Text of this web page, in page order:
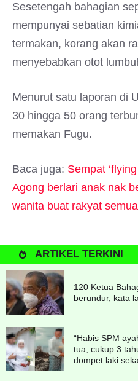
Sesetengah bahagian
mempunyai sebatian
termakan, korang akan
menyebabkan otot
Menurut satu laporan di
30 hingga 50 orang
memakan Fugu.
Baca juga: Sempat
Agong berlari anak nak
wanita buat rakyat
ARTIKEL TERKINI
120 Ketua
berundur, kata
“Habis SPM
tua, cukup 3
dompet laki